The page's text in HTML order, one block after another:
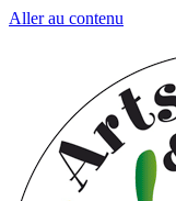
Aller au contenu